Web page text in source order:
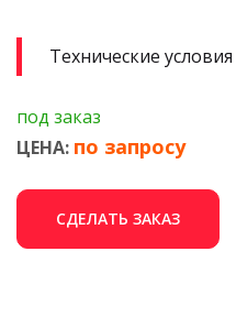
Технические условия
под заказ
ЦЕНА: по запросу
СДЕЛАТЬ ЗАКАЗ